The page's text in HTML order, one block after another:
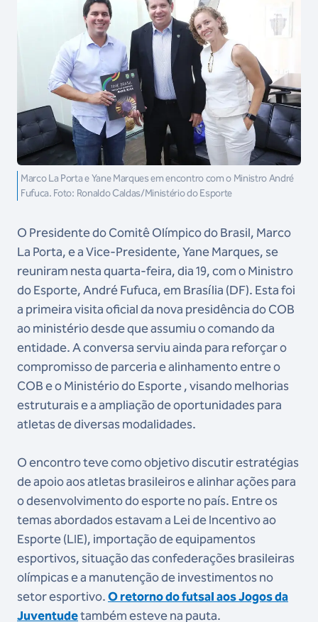
Marco La Porta e Yane Marques em encontro com o Ministro André
Fufuca. Foto: Ronaldo Caldas/Ministério do Esporte
O Presidente do Comitê Olímpico do Brasil, Marco
La Porta, e a Vice-Presidente, Yane Marques, se
reuniram nesta quarta-feira, dia 19, com o Ministro
do Esporte, André Fufuca, em Brasília (DF). Esta foi
a primeira visita oficial da nova presidência do COB
ao ministério desde que assumiu o comando da
entidade. A conversa serviu ainda para reforçar o
compromisso de parceria e alinhamento entre o
COB e o Ministério do Esporte , visando melhorias
estruturais e a ampliação de oportunidades para
atletas de diversas modalidades.
O encontro teve como objetivo discutir estratégias
de apoio aos atletas brasileiros e alinhar ações para
o desenvolvimento do esporte no país. Entre os
temas abordados estavam a Lei de Incentivo ao
Esporte (LIE), importação de equipamentos
esportivos, situação das confederações brasileiras
olímpicas e a manutenção de investimentos no
setor esportivo.O retorno do futsal aos Jogos da
Juventudetambém esteve na pauta.